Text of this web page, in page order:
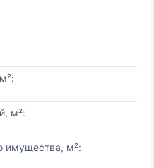
м²:
имущества, м²: